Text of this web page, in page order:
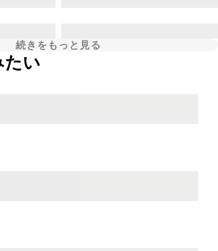
続きをもっと見る
たい